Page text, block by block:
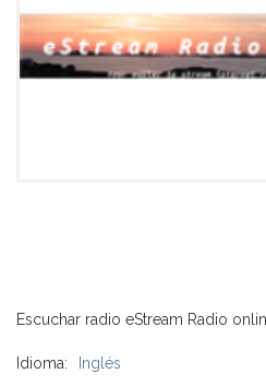
Escuchar radio eStream Radio
Idioma:
Inglés